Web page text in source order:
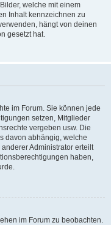
welche mit einem
Inhalt kennzeichnen zu
hängt von deinen
gesetzt hat.
im Forum. Sie können jede
setzen, Mitglieder
vergeben usw. Die
davon abhängig, welche
Administrator erteilt
haben,
im Forum zu beobachten.